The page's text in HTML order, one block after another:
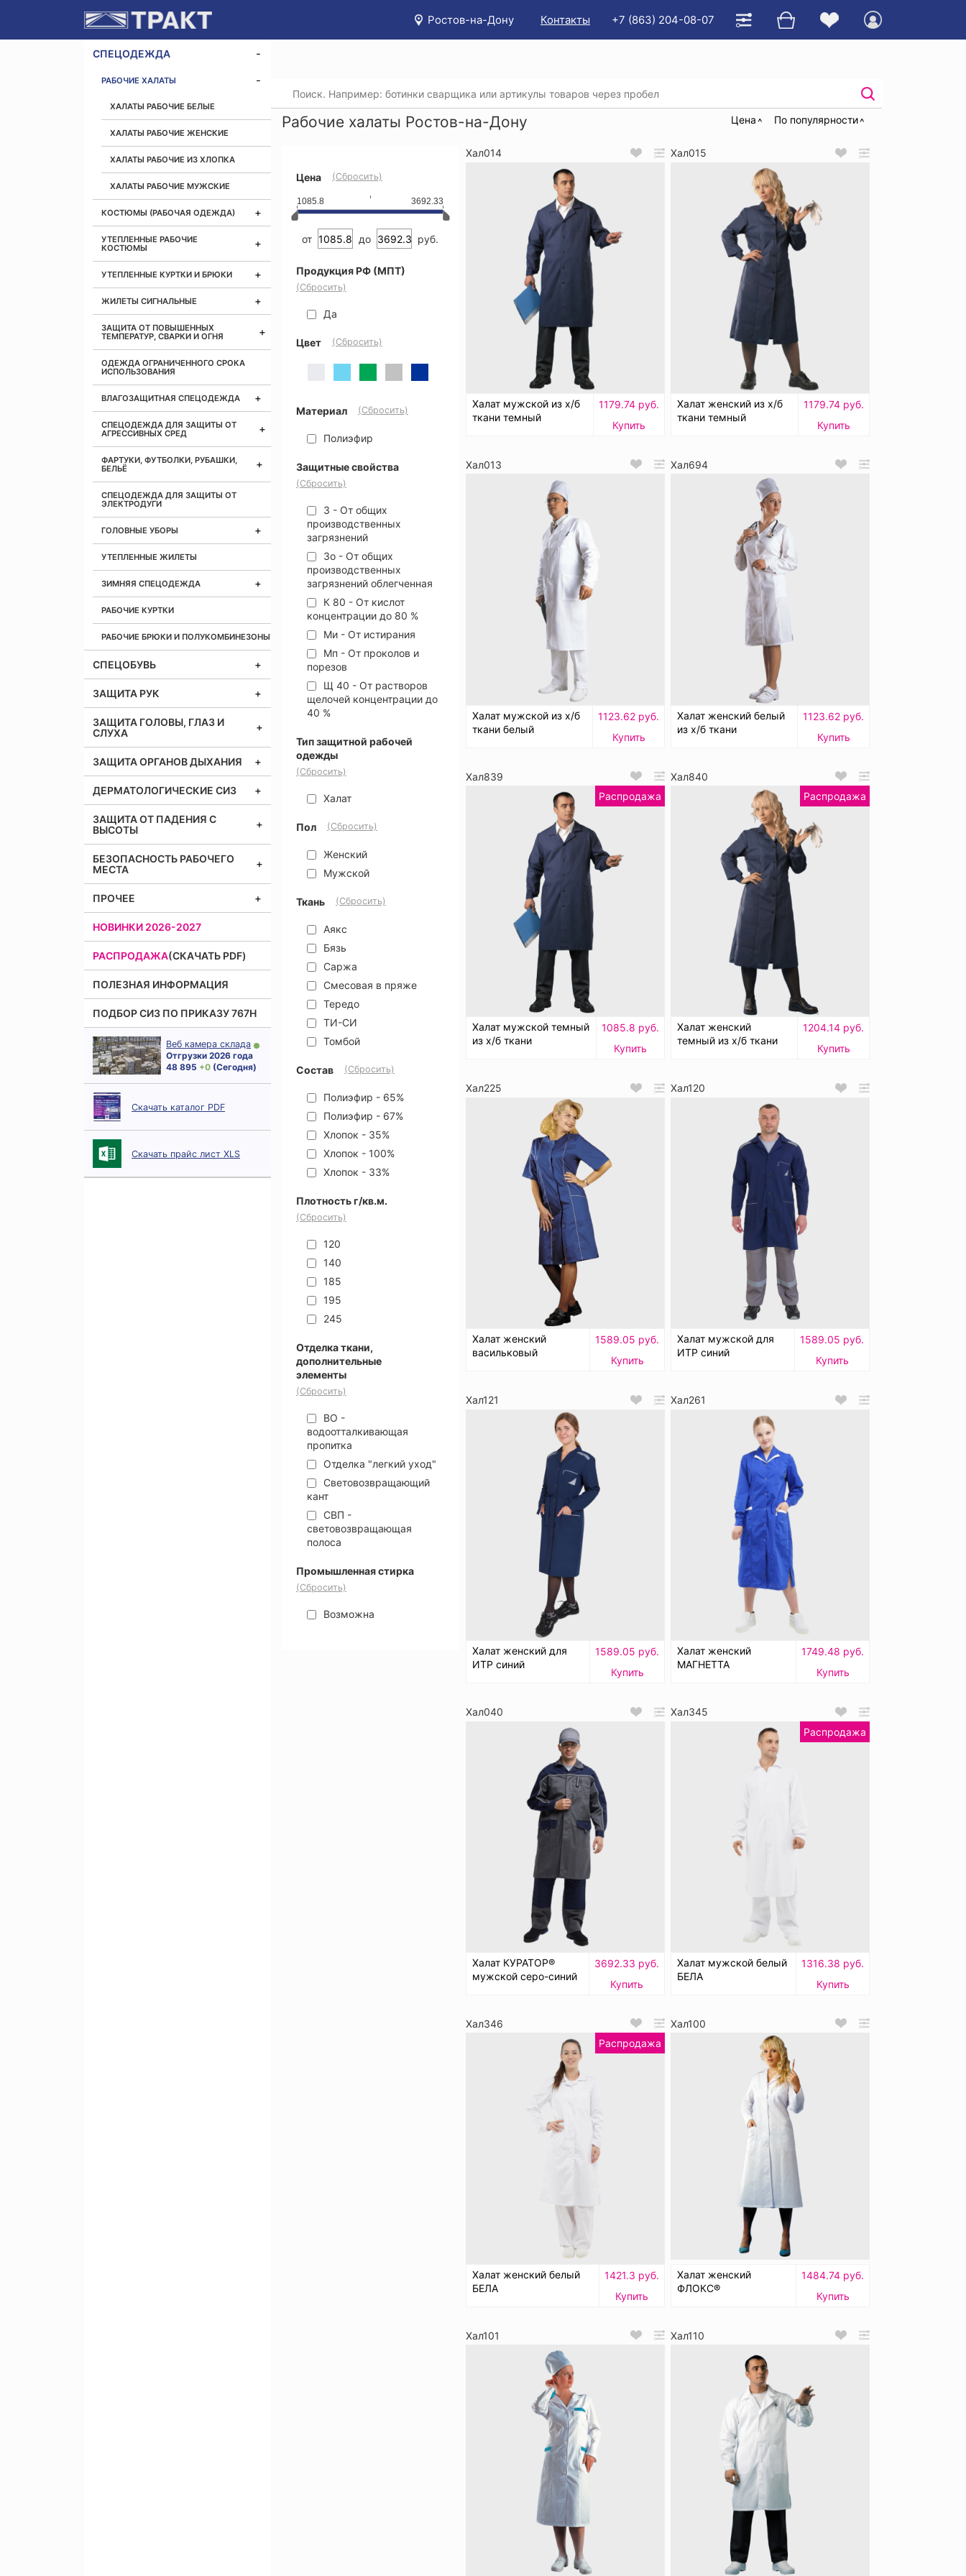
Ростов-на-Дону Контакты +7 (863) 204-08-07
СПЕЦОДЕЖДА
РАБОЧИЕ ХАЛАТЫ
ХАЛАТЫ РАБОЧИЕ БЕЛЫЕ
ХАЛАТЫ РАБОЧИЕ ЖЕНСКИЕ
ХАЛАТЫ РАБОЧИЕ ИЗ ХЛОПКА
ХАЛАТЫ РАБОЧИЕ МУЖСКИЕ
КОСТЮМЫ (РАБОЧАЯ ОДЕЖДА)
УТЕПЛЕННЫЕ РАБОЧИЕ
КОСТЮМЫ
УТЕПЛЕННЫЕ КУРТКИ И БРЮКИ
ЖИЛЕТЫ СИГНАЛЬНЫЕ
ЗАЩИТА ОТ ПОВЫШЕННЫХ
ТЕМПЕРАТУР, СВАРКИ И ОГНЯ
ОДЕЖДА ОГРАНИЧЕННОГО СРОКА
ИСПОЛЬЗОВАНИЯ
ВЛАГОЗАЩИТНАЯ СПЕЦОДЕЖДА
СПЕЦОДЕЖДА ДЛЯ ЗАЩИТЫ ОТ
АГРЕССИВНЫХ СРЕД
ФАРТУКИ, ФУТБОЛКИ, РУБАШКИ,
БЕЛЬЁ
СПЕЦОДЕЖДА ДЛЯ ЗАЩИТЫ ОТ
ЭЛЕКТРОДУГИ
ГОЛОВНЫЕ УБОРЫ
УТЕПЛЕННЫЕ ЖИЛЕТЫ
ЗИМНЯЯ СПЕЦОДЕЖДА
РАБОЧИЕ КУРТКИ
РАБОЧИЕ БРЮКИ И ПОЛУКОМБИНЕЗОНЫ
СПЕЦОБУВЬ
ЗАЩИТА РУК
ЗАЩИТА ГОЛОВЫ, ГЛАЗ И
СЛУХА
ЗАЩИТА ОРГАНОВ ДЫХАНИЯ
ДЕРМАТОЛОГИЧЕСКИЕ СИЗ
ЗАЩИТА ОТ ПАДЕНИЯ С
ВЫСОТЫ
БЕЗОПАСНОСТЬ РАБОЧЕГО
МЕСТА
ПРОЧЕЕ
НОВИНКИ 2026-2027
РАСПРОДАЖА(СКАЧАТЬ PDF)
ПОЛЕЗНАЯ ИНФОРМАЦИЯ
ПОДБОР СИЗ ПО ПРИКАЗУ 767Н
Веб камера склада
Отгрузки 2026 года
48 895 + 0 (Сегодня)
Скачать каталог PDF
Скачать прайс лист XLS
Рабочие халаты Ростов-на-Дону Цена По популярности
Цена (Сбросить)
1085.8 3692.33
от до руб.
Продукция РФ (МПТ)
(Сбросить)
Да
Цвет (Сбросить)
Материал (Сбросить)
Полиэфир
Защитные свойства
(Сбросить)
З - От общих
производственных
загрязнений
Зо - От общих
производственных
загрязнений облегченная
К 80 - От кислот
концентрации до 80 %
Ми - От истирания
Мп - От проколов и
порезов
Щ 40 - От растворов
щелочей концентрации до
40 %
Тип защитной рабочей
одежды
(Сбросить)
Халат
Пол (Сбросить)
Женский
Мужской
Ткань (Сбросить)
Аякс
Бязь
Саржа
Смесовая в пряже
Тередо
ТИ-СИ
Томбой
Состав (Сбросить)
Полиэфир - 65%
Полиэфир - 67%
Хлопок - 35%
Хлопок - 100%
Хлопок - 33%
Плотность г/кв.м.
(Сбросить)
120
140
185
195
245
Отделка ткани,
дополнительные
элементы
(Сбросить)
ВО -
водоотталкивающая
пропитка
Отделка "легкий уход"
Световозвращающий
кант
СВП -
световозвращающая
полоса
Промышленная стирка
(Сбросить)
Возможна
Хал014
Халат мужской из х/б
ткани темный
1179.74 руб.
Купить
Хал015
Халат женский из х/б
ткани темный
1179.74 руб.
Купить
Хал013
Халат мужской из х/б
ткани белый
1123.62 руб.
Купить
Хал694
Халат женский белый
из х/б ткани
1123.62 руб.
Купить
Хал839
Распродажа
Халат мужской темный
из х/б ткани
1085.8 руб.
Купить
Хал840
Распродажа
Халат женский
темный из х/б ткани
1204.14 руб.
Купить
Хал225
Халат женский
васильковый
1589.05 руб.
Купить
Хал120
Халат мужской для
ИТР синий
1589.05 руб.
Купить
Хал121
Халат женский для
ИТР синий
1589.05 руб.
Купить
Хал261
Халат женский
МАГНЕТТА
1749.48 руб.
Купить
Хал040
Халат КУРАТОР®
мужской серо-синий
3692.33 руб.
Купить
Хал345
Распродажа
Халат мужской белый
БЕЛА
1316.38 руб.
Купить
Хал346
Распродажа
Халат женский белый
БЕЛА
1421.3 руб.
Купить
Хал100
Халат женский
ФЛОКС®
1484.74 руб.
Купить
Хал101 Хал110